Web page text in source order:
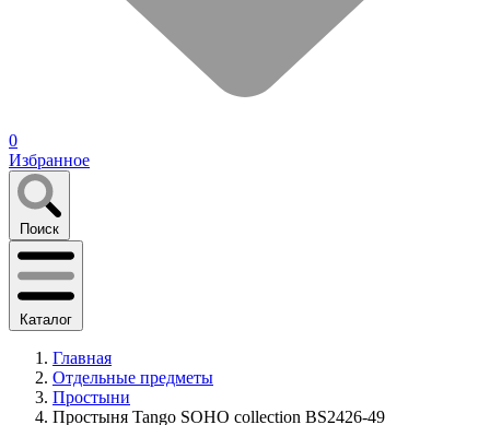
0
Избранное
Поиск
Каталог
Главная
Отдельные предметы
Простыни
Простыня Tango SOHO collection BS2426-49